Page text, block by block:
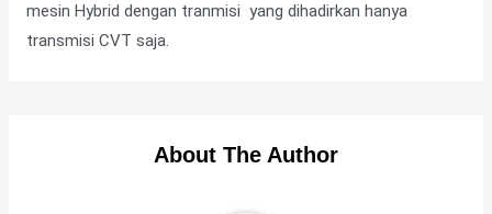
mesin Hybrid dengan tranmisi yang dihadirkan hanya
transmisi CVT saja.
About The Author